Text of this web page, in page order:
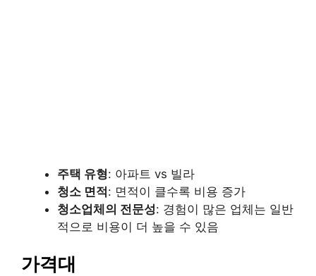
주택 유형: 아파트 vs 빌라
청소 면적: 면적이 클수록 비용 증가
청소업체의 전문성: 경험이 많은 업체는 일반
적으로 비용이 더 높을 수 있음
가격대